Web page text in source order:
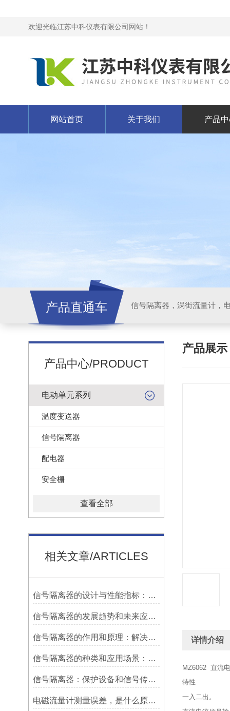
欢迎光临江苏中科仪表有限公司网站！
网站首页 关于我们 产品
产品直通车 信号隔离器，涡街流量计，
产品中心/PRODUCT
电动单元系列
温度变送器
信号隔离器
配电器
安全栅
查看全部
相关文章/ARTICLES
信号隔离器的设计与性能指标：确保稳定可靠的信号传输
信号隔离器的发展趋势和未来应用前景：适应新兴技术的发展需求
信号隔离器的作用和原理：解决信号干扰问题的有效手段
信号隔离器的种类和应用场景：满足不同需求的多样化选择
信号隔离器：保护设备和信号传输的关键工具
电磁流量计测量误差，是什么原因造成?
产品展示
详情介绍
MZ6062 直流
特性
一入二出。